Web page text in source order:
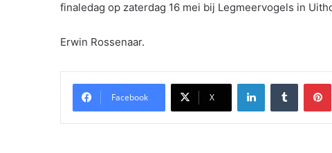
finaledag op zaterdag 16 mei bij Legmeervogels in
Erwin Rossenaar.
Facebook X
LinkedInTumblr